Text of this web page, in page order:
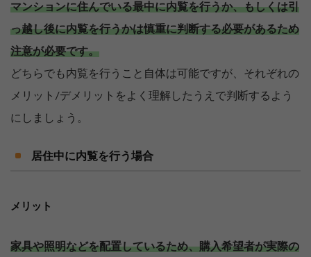
マンションに住んでいる最中に内覧を行うか、もしくは引
っ越し後に内覧を行うかは慎重に判断する必要があるため
注意が必要です。
どちらでも内覧を行うこと自体は可能ですが、それぞれの
メリット/デメリットをよく理解したうえで判断するよう
にしましょう。
居住中に内覧を行う場合
メリット
家具や照明などを配置しているため、購入希望者が実際の